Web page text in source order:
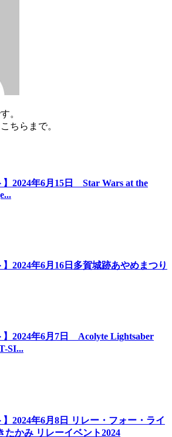
。
ちらまで。
】2024年6月15日 Star Wars at the
】2024年6月16日多賀城跡あやめまつり
】2024年6月7日 Acolyte Lightsaber
SI...
】2024年6月8日 リレー・フォー・ライ
たかみ リレーイベント2024